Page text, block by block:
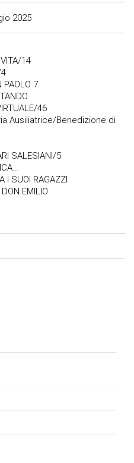
2025
14
7.
46
Ausiliatrice/Benedizione di
SALESIANI/5
I SUOI RAGAZZI
EMILIO